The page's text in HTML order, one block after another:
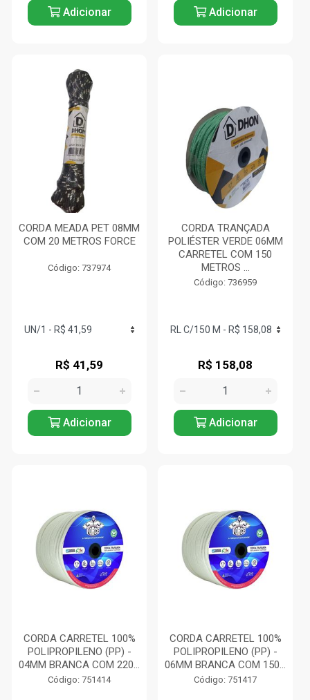
Adicionar Adicionar
CORDA MEADA PET 08MM
COM 20 METROS FORCE
Código: 737974
R$ 41,59
Adicionar
CORDA TRANÇADA
POLIÉSTER VERDE 06MM
CARRETEL COM 150
METROS ...
Código: 736959
R$ 158,08
Adicionar
CORDA CARRETEL 100%
POLIPROPILENO (PP) -
04MM BRANCA COM 220...
Código: 751414
CORDA CARRETEL 100%
POLIPROPILENO (PP) -
06MM BRANCA COM 150...
Código: 751417